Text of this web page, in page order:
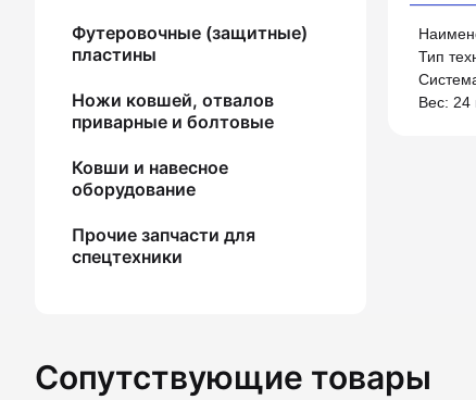
Футеровочные (защитные)
пластины
Ножи ковшей, отвалов
приварные и болтовые
Ковши и навесное
оборудование
Прочие запчасти для
спецтехники
Тип
Вес: 24
Сопутствующие товары